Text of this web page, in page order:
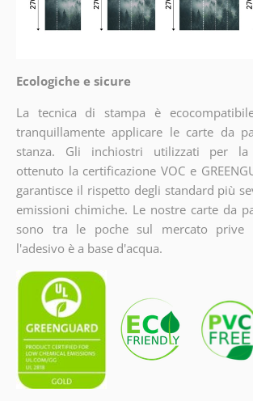
Ecologiche e sicure
La tecnica di stampa è
tranquillamente applicare le carte da
stanza. Gli inchiostri utilizzati per la
ottenuto la certificazione VOC e
garantisce il rispetto degli standard più
emissioni chimiche. Le nostre carte da
sono tra le poche sul mercato prive
l'adesivo è a base d'acqua.